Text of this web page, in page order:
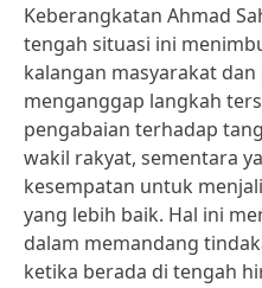
Keberangkatan Ahmad
tengah situasi ini
kalangan masyarakat
menganggap langkah
pengabaian terhadap
wakil rakyat, sementara
kesempatan untuk
yang lebih baik. Hal ini
dalam memandang
ketika berada di tengah